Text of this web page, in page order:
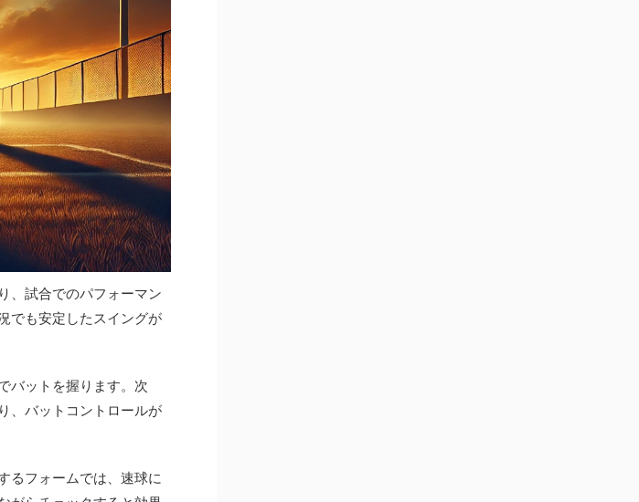
、試合でのパフォーマン
でも安定したスイングが
バットを握ります。次
、バットコントロールが
るフォームでは、速球に